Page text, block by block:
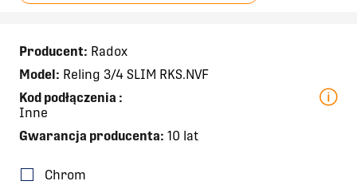
Producent: Radox
Model: Reling 3/4 SLIM RKS.NVF
Kod podłączenia :
Inne
Gwarancja producenta: 10 lat
Chrom